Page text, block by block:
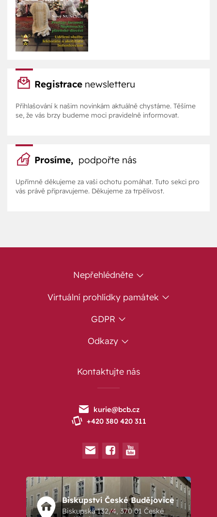
Registrace newsletteru
Přihlašování k našim novinkám aktuálně chystáme. Těšíme
se, že vás brzy budeme moci pravidelně informovat.
Prosíme, podpořte nás
Upřímně děkujeme za vaši ochotu pomáhat. Tuto sekci pro
vás právě připravujeme. Děkujeme za trpělivost.
Nepřehlédněte
Virtuální prohlídky památek
GDPR
Odkazy
Kontaktujte nás
kurie@bcb.cz
+420 380 420 311
Biskupství České Budějovice
Biskupská 132/4, 370 01 České